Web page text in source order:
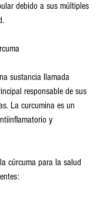
debido a sus múltiples
sustancia llamada
responsable de sus
La curcumina es un
y
cúrcuma para la salud